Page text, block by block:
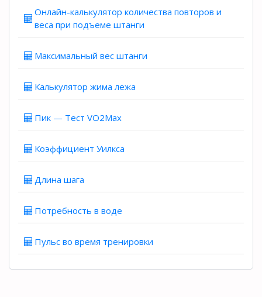
Онлайн-калькулятор количества повторов и
веса при подъеме штанги
Максимальный вес штанги
Калькулятор жима лежа
Пик — Тест VO2Max
Коэффициент Уилкса
Длина шага
Потребность в воде
Пульс во время тренировки